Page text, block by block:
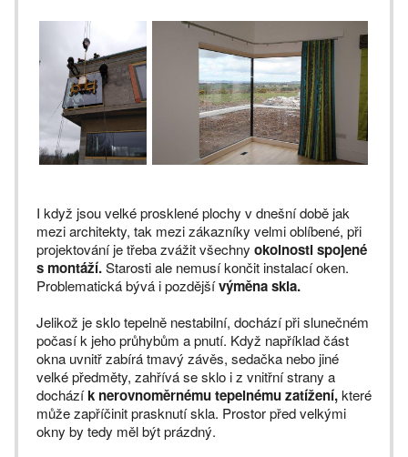
I když jsou velké prosklené plochy v dnešní době jak
mezi architekty, tak mezi zákazníky velmi oblíbené, při
projektování je třeba zvážit všechny okolnosti spojené
s montáží.Starosti ale nemusí končit instalací oken.
Problematická bývá i pozdějšívýměna skla.
Jelikož je sklo tepelně nestabilní, dochází při slunečném
počasí k jeho průhybům a pnutí. Když například část
okna uvnitř zabírá tmavý závěs, sedačka nebo jiné
velké předměty, zahřívá se sklo i z vnitřní strany a
docházík nerovnoměrnému tepelnému zatížení,které
může zapříčinit prasknutí skla. Prostor před velkými
okny by tedy měl být prázdný.